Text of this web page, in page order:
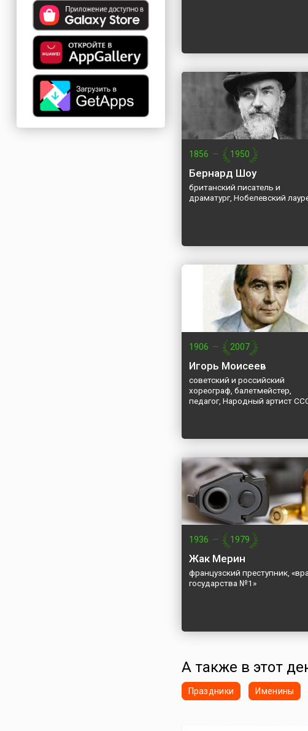
1856 — 1950
Бернард Шоу
британский писатель и
драматург, Нобелевский
1906 — 2007
Игорь Моисеев
советский и российский
хореограф, балетмейстер,
педагог, Народный артист
1936 — 1979
Жак Мерин
французский преступник,
государства №1»
А также в этот
Праздники Именины